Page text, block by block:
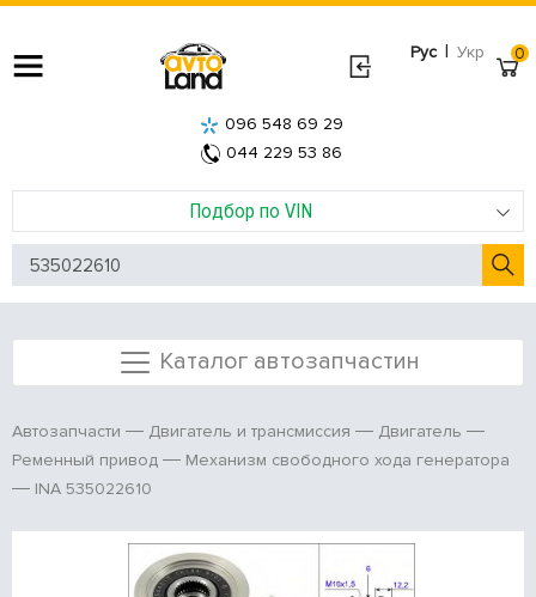
Рус | Укр
Подбор по VIN
096 548 69 29
044 229 53 86
0
Каталог автозапчастин
Автозапчасти Двигатель и трансмиссия
Двигатель
Ременный привод
Механизм свободного хода генератора
INA 535022610